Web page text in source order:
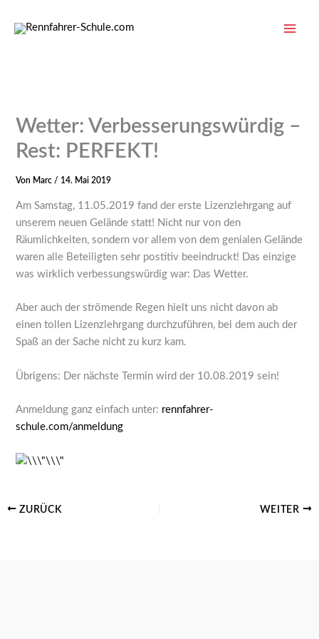
Inhalt
Wetter: Verbesserungswürdig –
Rest: PERFEKT!
Von Marc / 14. Mai 2019
Am Samstag, 11.05.2019 fand der erste Lizenzlehrgang auf
unserem neuen Gelände statt! Nicht nur von den
Räumlichkeiten, sondern vor allem von dem genialen Gelände
waren alle Beteiligten sehr postitiv beeindruckt! Das einzige
was wirklich verbessungswürdig war: Das Wetter.
Aber auch der strömende Regen hielt uns nicht davon ab
einen tollen Lizenzlehrgang durchzuführen, bei dem auch der
Spaß an der Sache nicht zu kurz kam.
Übrigens: Der nächste Termin wird der 10.08.2019 sein!
Anmeldung ganz einfach unter: rennfahrer-
schule.com/anmeldung
ZURÜCK WEITER